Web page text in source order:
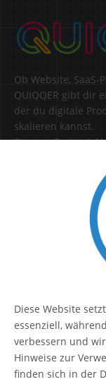
Ob Website, SaaS-
QUIQQER gibt dir
der du digitale
skalieren kannst.
Steuere Content,
Erweiterungen
QUIQQER
Diese Website
essenziell,
verbessern und
Hinweise zur
finden sich in der